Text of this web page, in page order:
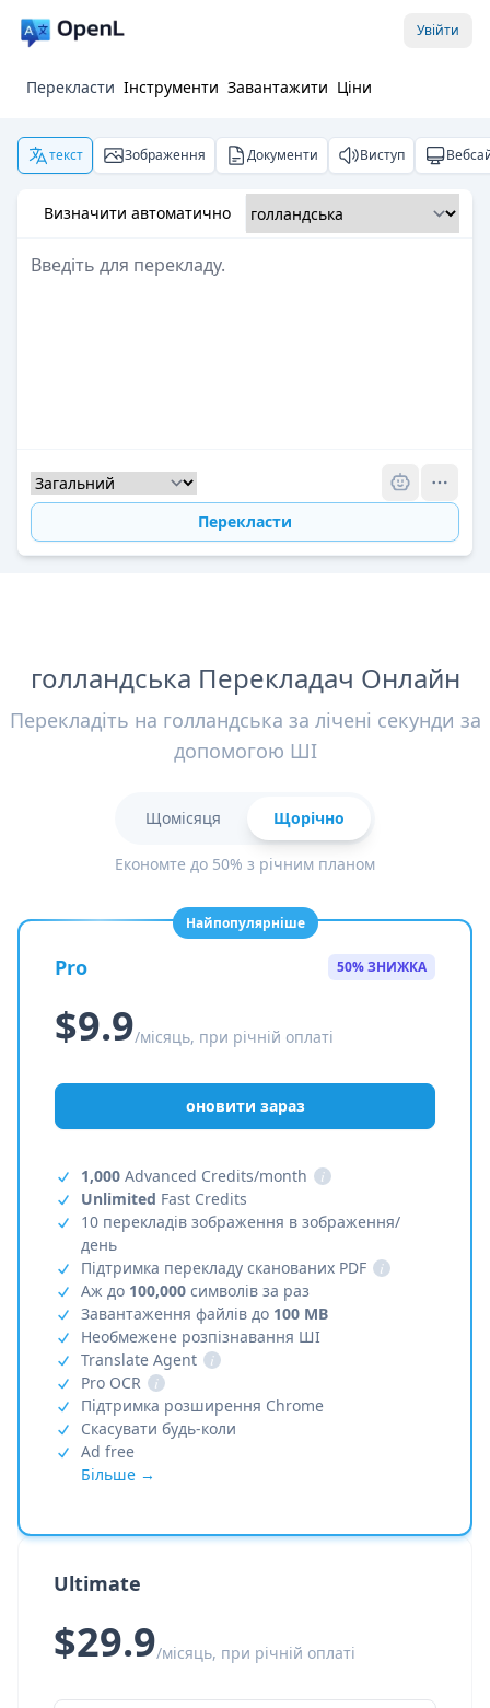
Увійти
Перекласти Інструменти Завантажити Ціни
текст Зображення Документи Виступ
Визначити автоматично
Перекласти
голландська Перекладач Онлайн
Перекладіть на голландська за лічені секунди за
допомогою ШІ
Щомісяця Щорічно
Економте до 50% з річним планом
Найпопулярніше
Pro 50% ЗНИЖКА
$9.9/місяць, при річній оплаті
оновити зараз
1,000 Advanced Credits/month
i
Unlimited Fast Credits
10 перекладів зображення в зображення/
день
Підтримка перекладу сканованих PDF
i
Аж до 100,000 символів за раз
Завантаження файлів до 100 MB
Необмежене розпізнавання ШІ
Translate Agent
i
Pro OCR
i
Підтримка розширення Chrome
Скасувати будь-коли
Ad free
Більше →
Ultimate
$29.9/місяць, при річній оплаті